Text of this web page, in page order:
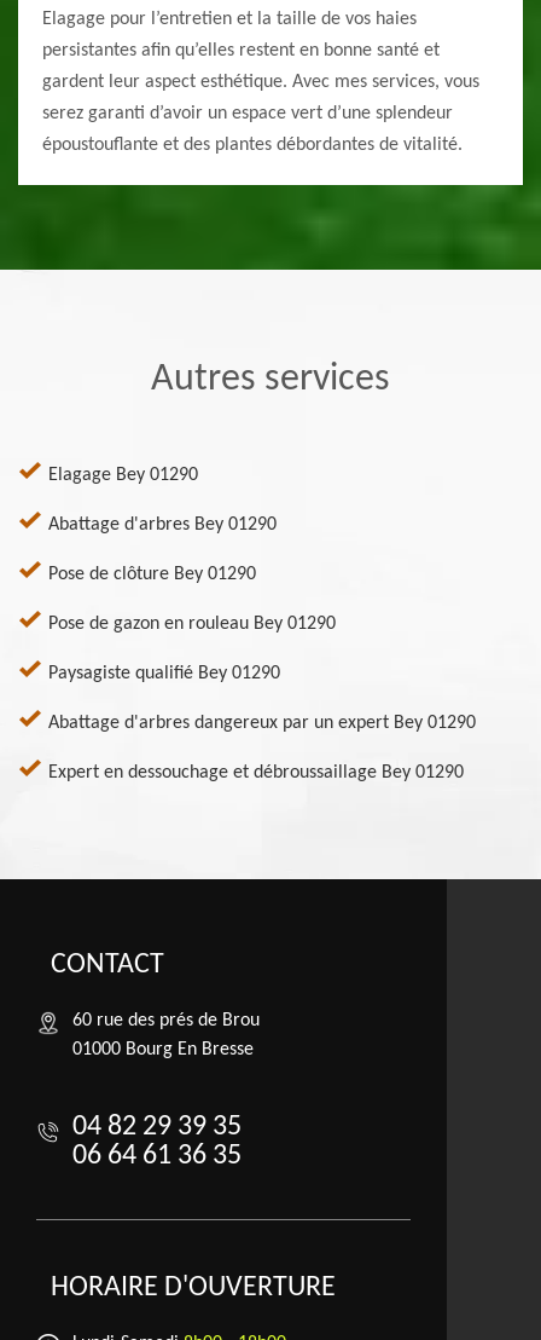
Elagage pour l’entretien et la taille de vos haies
persistantes afin qu’elles restent en bonne santé et
gardent leur aspect esthétique. Avec mes services, vous
serez garanti d’avoir un espace vert d’une splendeur
époustouflante et des plantes débordantes de vitalité.
Autres services
Elagage Bey 01290
Abattage d'arbres Bey 01290
Pose de clôture Bey 01290
Pose de gazon en rouleau Bey 01290
Paysagiste qualifié Bey 01290
Abattage d'arbres dangereux par un expert Bey 01290
Expert en dessouchage et débroussaillage Bey 01290
CONTACT
60 rue des prés de Brou
01000 Bourg En Bresse
04 82 29 39 35
06 64 61 36 35
HORAIRE D'OUVERTURE